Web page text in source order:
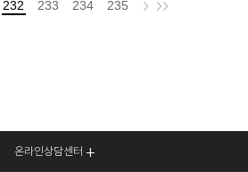
232 233 234 235
온라인상담센터